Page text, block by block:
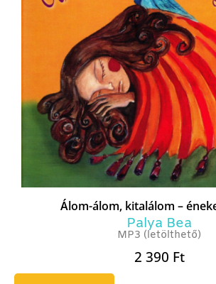
Álom-álom, kitalálom –
Palya Bea
MP3 (letölthető)
2 390 Ft